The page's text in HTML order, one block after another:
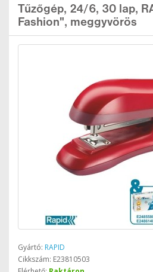
Tűzőgép, 24/6, 30 lap,
Fashion", meggyvörös
Gyártó: RAPID
Cikkszám: E23810503